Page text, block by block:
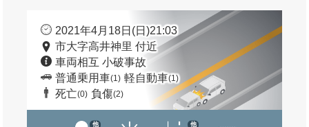
2021年4月18日(日)21:03
市大字高井神里 付近
車両相互 小破事故
普通乗用車(1) 軽自動車(1)
死亡(0) 負傷(2)
他 他